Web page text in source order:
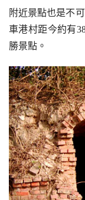
附近景點也是不
車港村距今約有
勝景點。